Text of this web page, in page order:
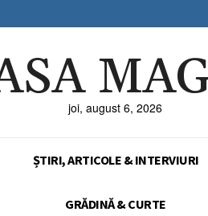
joi, august 6, 2026
ȘTIRI, ARTICOLE & INTERVIURI
GRĂDINĂ & CURTE